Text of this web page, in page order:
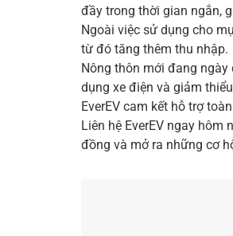
đầy trong thời gian ngắn,
Ngoài việc sử dụng cho
từ đó tăng thêm thu nhập.
Nông thôn mới đang
dụng xe điện và giảm
EverEV cam kết hỗ trợ
Liên hệ EverEV ngay
đồng và mở ra những cơ